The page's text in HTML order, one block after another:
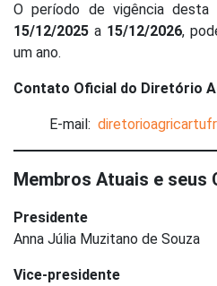
O período de vigência
15/12/2025 a 15/12/2026,
um ano.
Contato Oficial do Diretório
E-mail:
Membros Atuais e seus
Presidente
Anna Júlia Muzitano de Souza
Vice-presidente